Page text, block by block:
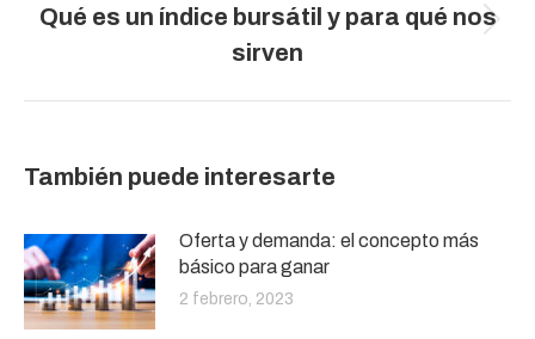
Publicación
siguiente:
Qué es un índice bursátil y para qué nos
sirven
También puede interesarte
Oferta y demanda: el concepto más
básico para ganar
2 febrero, 2023